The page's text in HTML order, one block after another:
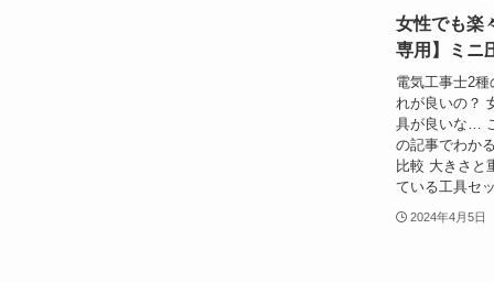
女性でも楽
専用】ミニ
電気工事士2
れが良いの？
具が良いな…
の記事でわか
比較 大きさと
ている工具セ
2024年4月5日